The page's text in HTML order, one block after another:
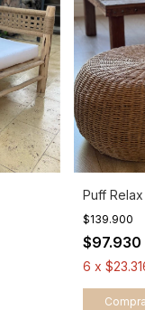
Puff Relax
$139.900
$97.930
6 x